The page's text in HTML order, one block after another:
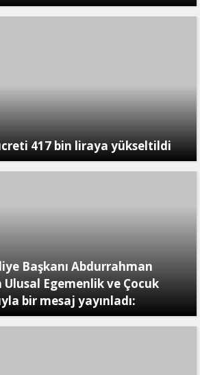
417 bin liraya yükseltildi
Başkanı Abdurrahman
Ulusal Egemenlik ve Çocuk
bir mesaj yayınladı: